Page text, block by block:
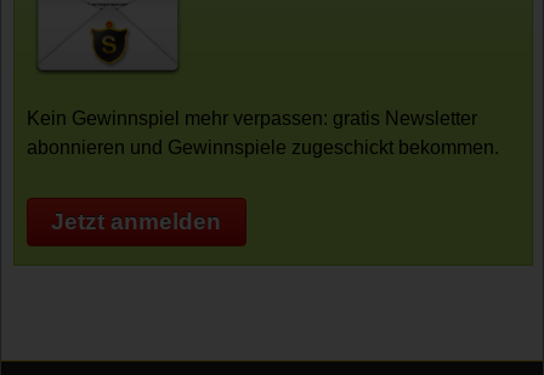
Kein Gewinnspiel mehr verpassen: gratis Newsletter
abonnieren und Gewinnspiele zugeschickt bekommen.
Jetzt anmelden